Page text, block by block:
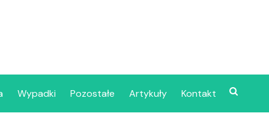
Wypadki Pozostałe Artykuły Kontakt